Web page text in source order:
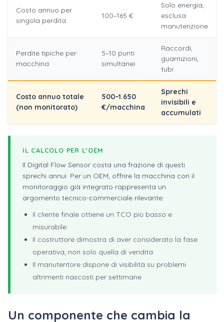
Costo annuo per
singola perdita
100–165 €
Solo energia,
esclusa
manutenzione
Perdite tipiche per
macchina
5–10 punti
simultanei
Raccordi,
guarnizioni,
tubi
Costo annuo totale
(non monitorato)
500–1.650
€/macchina
Sprechi
invisibili e
accumulati
IL CALCOLO PER L’OEM
Il Digital Flow Sensor costa una frazione di questi
sprechi annui. Per un OEM, offrire la macchina con il
monitoraggio già integrato rappresenta un
argomento tecnico-commerciale rilevante:
Il cliente finale ottiene un TCO più basso e
misurabile
Il costruttore dimostra di aver considerato la fase
operativa, non solo quella di vendita
Il manutentore dispone di visibilità su problemi
altrimenti nascosti per settimane
Un componente che cambia la